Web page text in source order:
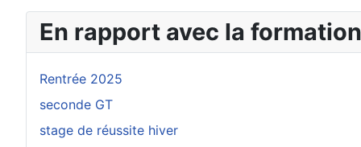
En rapport avec la formation
Rentrée 2025
seconde GT
stage de réussite hiver